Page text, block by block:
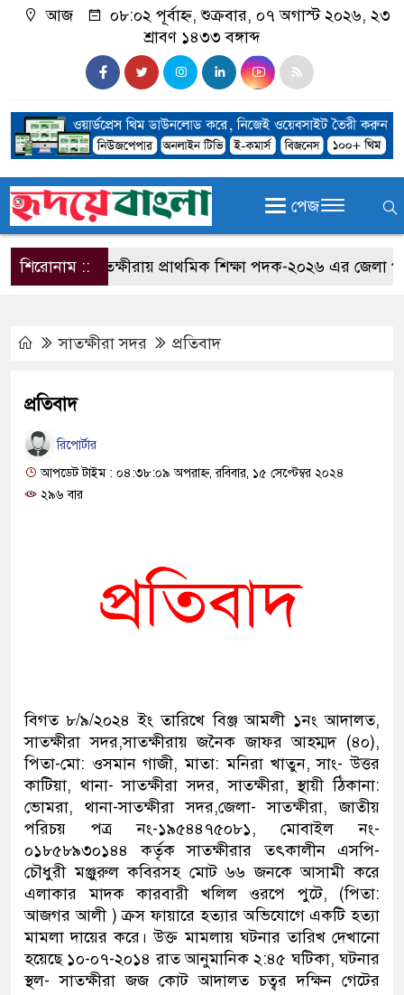
আজ
০৮:০২ পূর্বাহ্ন, শুক্রবার, ০৭ অগাস্ট ২০২৬, ২৩
শ্রাবণ ১৪৩৩ বঙ্গাব্দ
পেজ
শিরোনাম ::
সাতক্ষীরায় প্রাথমিক শিক্ষা পদক-২০২৬ এর জেলা
সাতক্ষীরা সদর প্রতিবাদ
প্রতিবাদ
রিপোর্টার
আপডেট টাইম : ০৪:৩৮:০৯ অপরাহ্ন, রবিবার, ১৫ সেপ্টেম্বর ২০২৪
২৯৬ বার
বিগত ৮/৯/২০২৪ ইং তারিখে বিঞ্জ আমলী ১নং আদালত,
সাতক্ষীরা সদর,সাতক্ষীরায় জনৈক জাফর আহম্মদ (৪০),
পিতা-মো: ওসমান গাজী, মাতা: মনিরা খাতুন, সাং- উত্তর
কাটিয়া, থানা- সাতক্ষীরা সদর, সাতক্ষীরা, স্থায়ী ঠিকানা:
ভোমরা, থানা-সাতক্ষীরা সদর,জেলা- সাতক্ষীরা, জাতীয়
পরিচয় পত্র নং-১৯৫৪৪৭৫০৮১, মোবাইল নং-
০১৮৫৮৯৩০১৪৪ কর্তৃক সাতক্ষীরার তৎকালীন এসপি-
চৌধুরী মঞ্জুরুল কবিরসহ মোট ৬৬ জনকে আসামী করে
এলাকার মাদক কারবারী খলিল ওরপে পুটে, (পিতা:
আজগর আলী ) ক্রস ফায়ারে হত্যার অভিযোগে একটি হত্যা
মামলা দায়ের করে। উক্ত মামলায় ঘটনার তারিখ দেখানো
হয়েছে ১০-০৭-২০১৪ রাত আনুমানিক ২:৪৫ ঘটিকা, ঘটনার
স্থল- সাতক্ষীরা জজ কোট আদালত চত্বর দক্ষিন গেটের